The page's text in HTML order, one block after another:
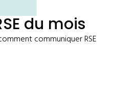
du mois
communiquer RSE